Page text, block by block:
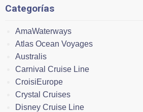
Categorías
AmaWaterways
Atlas Ocean Voyages
Australis
Carnival Cruise Line
CroisiEurope
Crystal Cruises
Disney Cruise Line